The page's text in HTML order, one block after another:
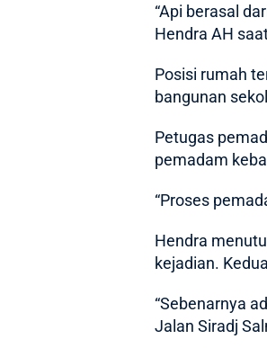
“Api berasal
Hendra AH
Posisi rumah
bangunan
Petugas
pemadam
“Proses
Hendra
kejadian.
“Sebenarnya
Jalan Siradj